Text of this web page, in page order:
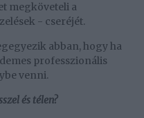
megköveteli a
- cseréjét.
abban, hogy ha
professzionális
venni.
és télen?